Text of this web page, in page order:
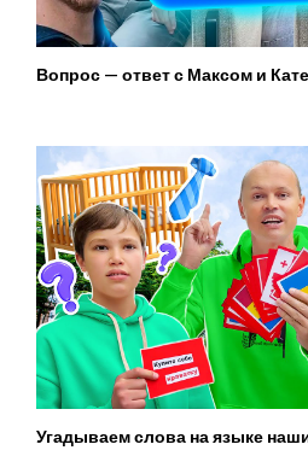
Вопрос — ответ с Максом и
Угадываем слова на языке